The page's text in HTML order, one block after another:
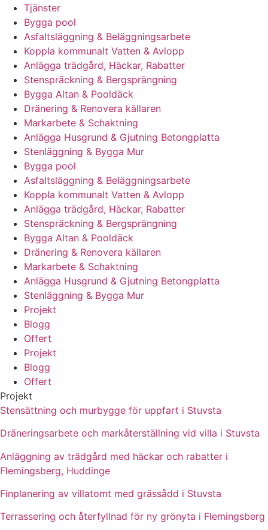
Tjänster
Bygga pool
Asfaltsläggning & Beläggningsarbete
Koppla kommunalt Vatten & Avlopp
Anlägga trädgård, Häckar, Rabatter
Stenspräckning & Bergsprängning
Bygga Altan & Pooldäck
Dränering & Renovera källaren
Markarbete & Schaktning
Anlägga Husgrund & Gjutning Betongplatta
Stenläggning & Bygga Mur
Bygga pool
Asfaltsläggning & Beläggningsarbete
Koppla kommunalt Vatten & Avlopp
Anlägga trädgård, Häckar, Rabatter
Stenspräckning & Bergsprängning
Bygga Altan & Pooldäck
Dränering & Renovera källaren
Markarbete & Schaktning
Anlägga Husgrund & Gjutning Betongplatta
Stenläggning & Bygga Mur
Projekt
Blogg
Offert
Projekt
Blogg
Offert
Projekt
Stensättning och murbygge för uppfart i Stuvsta
Dräneringsarbete och markåterställning vid villa i Stuvsta
Anläggning av trädgård med häckar och rabatter i
Flemingsberg, Huddinge
Finplanering av villatomt med grässådd i Stuvsta
Terrassering och återfyllnad för ny grönyta i Flemingsberg